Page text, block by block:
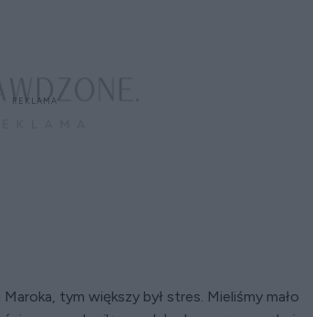
tym większy był stres. Mieliśmy mało